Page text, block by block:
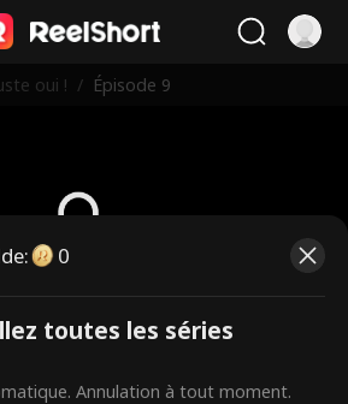
oui ! / Épisode 9
épisodes payants.
pour regarder.
: 0
toutes les séries
Annulation à tout moment.